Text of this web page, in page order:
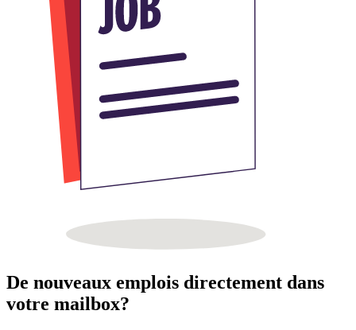
De nouveaux emplois directement dans
votre mailbox?